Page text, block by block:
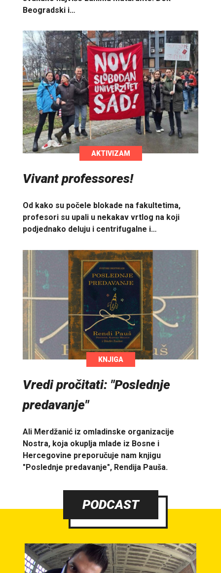
Beogradski i…
AKTIVIZAM
Vivant professores!
Od kako su počele blokade na fakultetima,
profesori su upali u nekakav vrtlog na koji
podjednako deluju i centrifugalne i…
KNJIGA
Vredi pročitati: "Poslednje
predavanje"
Ali Merdžanić iz omladinske organizacije
Nostra, koja okuplja mlade iz Bosne i
Hercegovine preporučuje nam knjigu
"Poslednje predavanje", Rendija Pauša.
PODCAST